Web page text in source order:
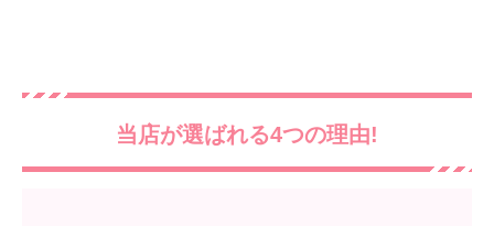
当店が選ばれる4つの理由!